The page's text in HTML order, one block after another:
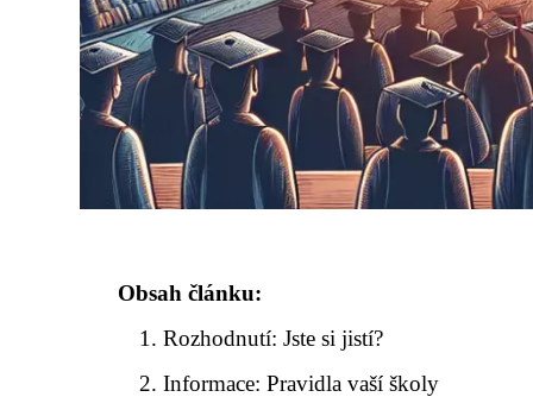
Obsah článku:
Rozhodnutí: Jste si jistí?
Informace: Pravidla vaší školy